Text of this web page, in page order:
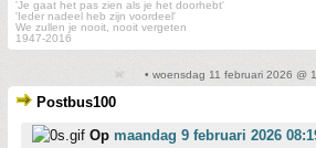
'Je gaat het pas zien als je het doorhebt'
'Ieder nadeel heb zijn voordeel'
We zullen je nooit, nooit vergeten
1947-2016
• woensdag 11 februari 2026 @
Postbus100
Op maandag 9 februari 2026